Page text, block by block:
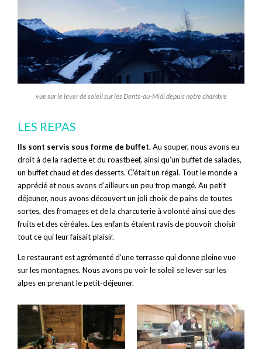
vue sur le lever de soleil sur les Dents-du-Midi depuis notre chambre
LES REPAS
Ils sont servis sous forme de buffet.Au souper, nous avons eu
droit à de la raclette et du roastbeef, ainsi qu’un buffet de salades,
un buffet chaud et des desserts. C’était un régal. Tout le monde a
apprécié et nous avons d’ailleurs un peu trop mangé. Au petit
déjeuner, nous avons découvert un joli choix de pains de toutes
sortes, des fromages et de la charcuterie à volonté ainsi que des
fruits et des céréales. Les enfants étaient ravis de pouvoir choisir
tout ce qui leur faisait plaisir.
Le restaurant est agrémenté d’une terrasse qui donne pleine vue
sur les montagnes. Nous avons pu voir le soleil se lever sur les
alpes en prenant le petit-déjeuner.